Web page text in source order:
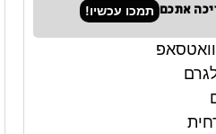
אתכם תמכו עכשיו!